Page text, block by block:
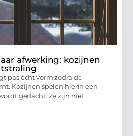
afwerking: kozijnen
pas écht vorm zodra de
Kozijnen spelen hierin een
gedacht. Ze zijn niet